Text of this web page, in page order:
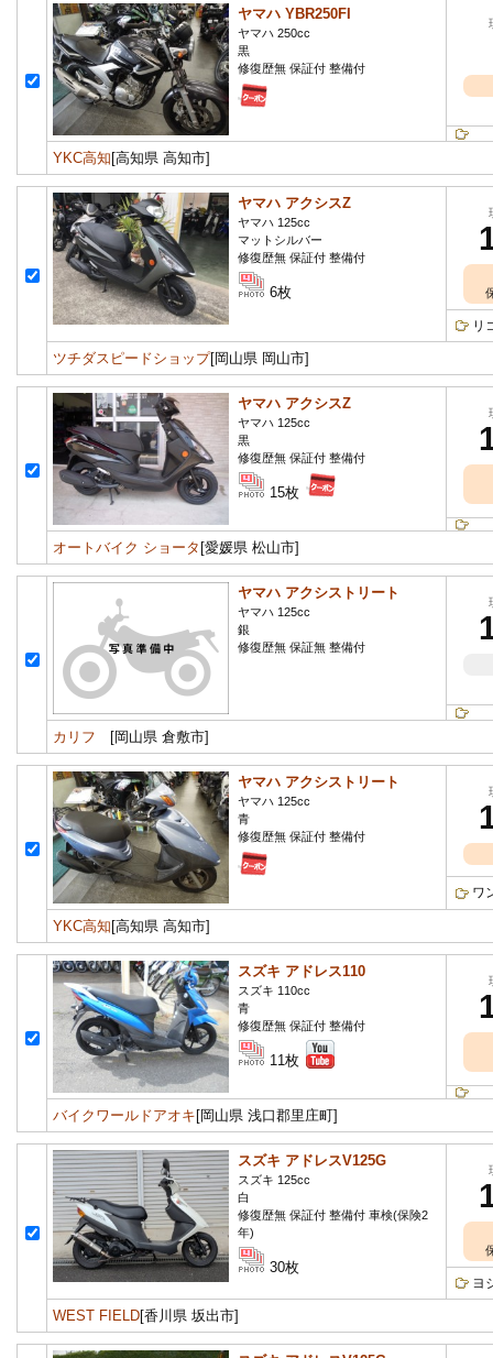
ヤマハ YBR250FI
ヤマハ 250cc
黒
修復歴無 保証付 整備付
YKC高知 [高知県 高知市]
ヤマハ アクシスZ
ヤマハ 125cc
マットシルバー
修復歴無 保証付 整備付
6枚
リ
ツチダスピードショップ[岡山県 岡山市]
ヤマハ アクシスZ
ヤマハ 125cc
黒
修復歴無 保証付 整備付
15枚
オートバイク ショータ [愛媛県 松山市]
ヤマハ アクシストリート
ヤマハ 125cc
銀
修復歴無 保証無 整備付
カリフ [岡山県 倉敷市]
ヤマハ アクシストリート
ヤマハ 125cc
青
修復歴無 保証付 整備付
ワ
YKC高知 [高知県 高知市]
スズキ アドレス110
スズキ 110cc
青
修復歴無 保証付 整備付
11枚
バイクワールドアオキ [岡山県 浅口郡里庄町]
スズキ アドレスV125G
スズキ 125cc
白
修復歴無 保証付 整備付 車検(保険2
年)
30枚
ヨ
WEST FIELD[香川県 坂出市]